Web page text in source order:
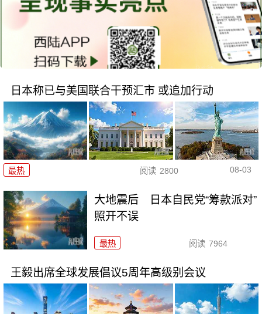
日本称已与美国联合干预汇市 或追加行动
最热 阅读 2800 08-03
大地震后 日本自民党“筹款派对”
照开不误
最热 阅读 7964
王毅出席全球发展倡议5周年高级别会议